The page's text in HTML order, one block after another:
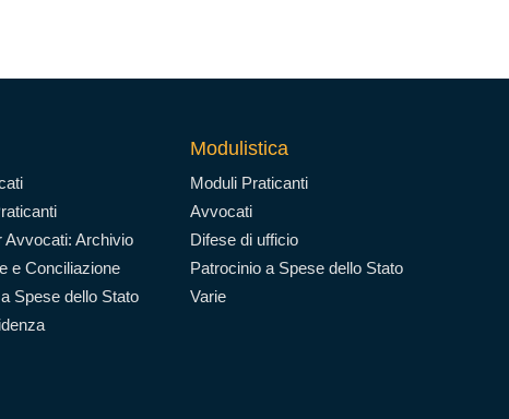
Avvocati: Archivio
e Conciliazione
Spese dello Stato
Modulistica
Moduli Praticanti
Avvocati
Difese di ufficio
Patrocinio a Spese dello Stato
Varie